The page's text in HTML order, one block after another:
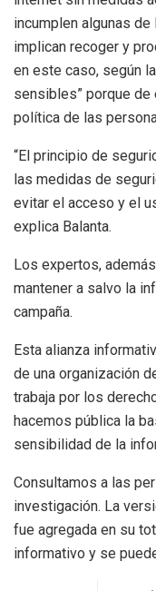
incumplen algunas
implican recoger y
en este caso, según
sensibles” porque
política de las
“El principio de
las medidas de
evitar el acceso y el
explica Balanta.
Los expertos,
mantener a salvo la
campaña.
Esta alianza
de una organización
trabaja por los
hacemos pública la
sensibilidad de la
Consultamos a las
investigación. La
fue agregada en su
informativo y se